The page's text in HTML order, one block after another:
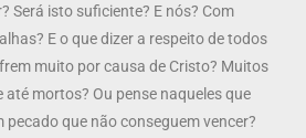
Será isto suficiente? E nós? Com
E o que dizer a respeito de todos
muito por causa de Cristo? Muitos
mortos? Ou pense naqueles que
que não conseguem vencer?